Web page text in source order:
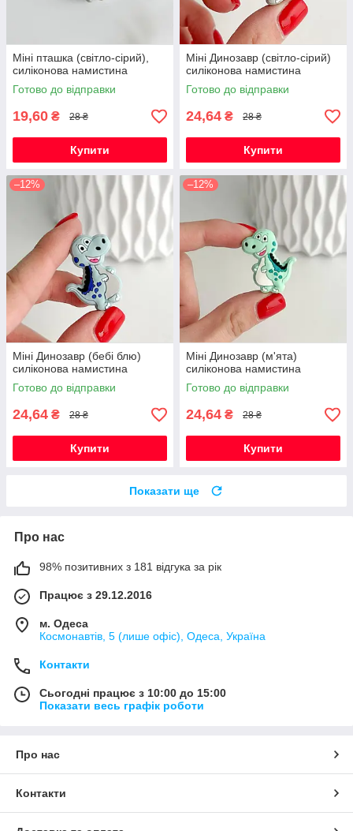
Міні пташка (світло-сірий),
силіконова намистина
Готово до відправки
19,60 ₴ 28 ₴
Купити
Міні Динозавр (світло-сірий)
силіконова намистина
Готово до відправки
24,64 ₴ 28 ₴
Купити
–12%
Міні Динозавр (бебі блю)
силіконова намистина
Готово до відправки
24,64 ₴ 28 ₴
Купити
–12%
Міні Динозавр (м'ята)
силіконова намистина
Готово до відправки
24,64 ₴ 28 ₴
Купити
Показати ще
Про нас
98% позитивних з 181 відгука за рік
Працює з 29.12.2016
м. Одеса
Космонавтів, 5 (лише офіс), Одеса, Україна
Контакти
Сьогодні працює з 10:00 до 15:00
Показати весь графік роботи
Про нас
Контакти